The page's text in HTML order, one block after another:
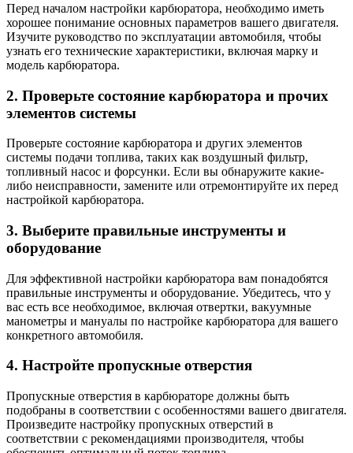
Перед началом настройки карбюратора, необходимо иметь
хорошее понимание основных параметров вашего двигателя.
Изучите руководство по эксплуатации автомобиля, чтобы
узнать его технические характеристики, включая марку и
модель карбюратора.
2. Проверьте состояние карбюратора и прочих
элементов системы
Проверьте состояние карбюратора и других элементов
системы подачи топлива, таких как воздушный фильтр,
топливный насос и форсунки. Если вы обнаружите какие-
либо неисправности, замените или отремонтируйте их перед
настройкой карбюратора.
3. Выберите правильные инструменты и
оборудование
Для эффективной настройки карбюратора вам понадобятся
правильные инструменты и оборудование. Убедитесь, что у
вас есть все необходимое, включая отвертки, вакуумные
манометры и мануалы по настройке карбюратора для вашего
конкретного автомобиля.
4. Настройте пропускные отверстия
Пропускные отверстия в карбюраторе должны быть
подобраны в соответствии с особенностями вашего двигателя.
Произведите настройку пропускных отверстий в
соответствии с рекомендациями производителя, чтобы